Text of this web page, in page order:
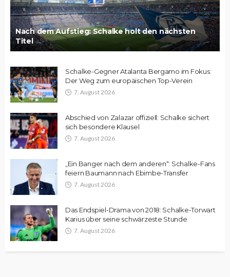
Nach dem Aufstieg: Schalke holt den nächsten
Titel
Schalke-Gegner Atalanta Bergamo im Fokus:
Der Weg zum europäischen Top-Verein
7. August 2026
Abschied von Zalazar offiziell: Schalke sichert
sich besondere Klausel
7. August 2026
„Ein Banger nach dem anderen“: Schalke-Fans
feiern Baumann nach Ebimbe-Transfer
7. August 2026
Das Endspiel-Drama von 2018: Schalke-Torwart
Karius über seine schwärzeste Stunde
7. August 2026